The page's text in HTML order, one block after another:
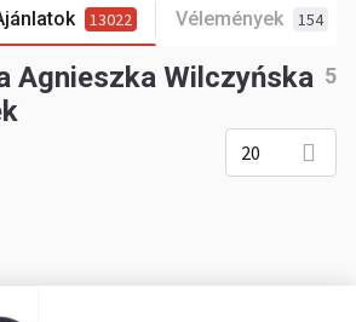
13022 Vélemények 154
Agnieszka Wilczyńska 5
20